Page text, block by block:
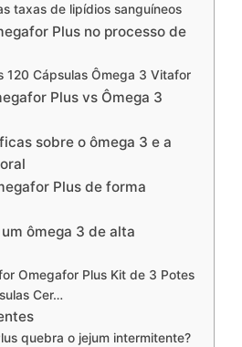
taxas de lipídios sanguíneos
Plus no processo de
120 Cápsulas Ômega 3 Vitafor
Plus vs Ômega 3
sobre o ômega 3 e a
Plus de forma
ômega 3 de alta
Omegafor Plus Kit de 3 Potes
Cer…
quebra o jejum intermitente?